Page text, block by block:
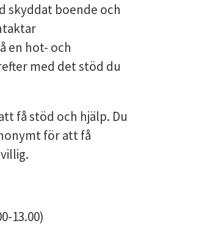
skyddat boende och
en hot- och
med det stöd du
få stöd och hjälp. Du
för att få
13.00)